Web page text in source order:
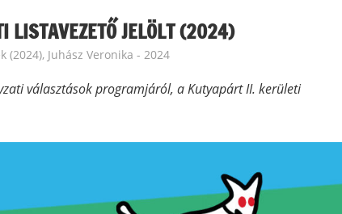
LISTAVEZETŐ JELÖLT (2024)
(2024), Juhász Veronika - 2024
választások programjáról, a Kutyapárt II. kerületi